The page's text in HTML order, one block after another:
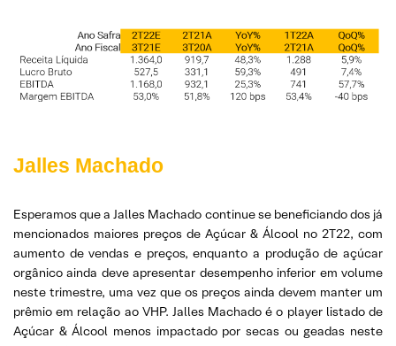
Jalles Machado
Esperamos que a Jalles Machado continue se beneficiando dos já
mencionados maiores preços de Açúcar & Álcool no 2T22, com
aumento de vendas e preços, enquanto a produção de açúcar
orgânico ainda deve apresentar desempenho inferior em volume
neste trimestre, uma vez que os preços ainda devem manter um
prêmio em relação ao VHP. Jalles Machado é o player listado de
Açúcar & Álcool menos impactado por secas ou geadas neste